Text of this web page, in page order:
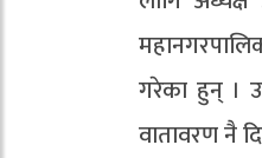
गरेका हुन् ।
वातावरण नै